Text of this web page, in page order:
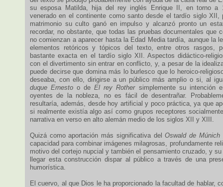
su esposa Matilda, hija del rey inglés Enrique II, en torno a
venerado en el continente como santo desde el tardío siglo XII,
matrimonio su culto ganó en impulso y alcanzó pronto un
recordar, no obstante, que todas las pruebas documentales que
no comienzan a aparecer hasta la Edad Media tardía, aunque la
elementos retóricos y tópicos del texto, entre otros rasgos,
bastante exacta en el tardío siglo XII. Aspectos didáctico-
con el divertimento sin entrar en conflicto, y, a pesar de la
puede decirse que domina más lo burlesco que lo heroico-
deseaba, con ello, dirigirse a un público más amplio o si, al
duque Ernesto o deEl rey Rothersimplemente su intención
oyentes de la nobleza, no es fácil de desentrañar.
resultaría, además, desde hoy artificial y poco práctica, ya que
si realmente existía algo así como grupos receptores
narrativa en verso en alto alemán medio de los siglos XII y XIII.
Quizá como aportación más significativa delOswald de Múnich
capacidad para combinar imágenes milagrosas, profundamente
motivo del cortejo nupcial y también el pensamiento cruzado, y su
llegar esta construcción dispar al público a través de una
humorística.
El cuervo, al que Dios le ha proporcionado la facultad de hablar,